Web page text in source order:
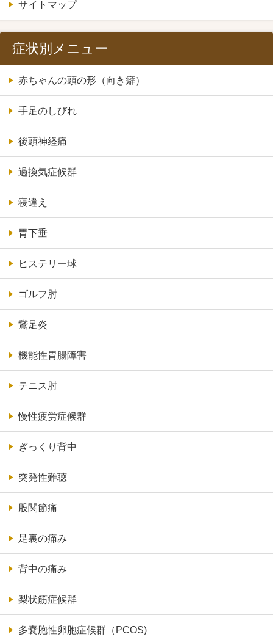
サイトマップ
症状別メニュー
赤ちゃんの頭の形（向き癖）
手足のしびれ
後頭神経痛
過換気症候群
寝違え
胃下垂
ヒステリー球
ゴルフ肘
鵞足炎
機能性胃腸障害
テニス肘
慢性疲労症候群
ぎっくり背中
突発性難聴
股関節痛
足裏の痛み
背中の痛み
梨状筋症候群
多嚢胞性卵胞症候群（PCOS)